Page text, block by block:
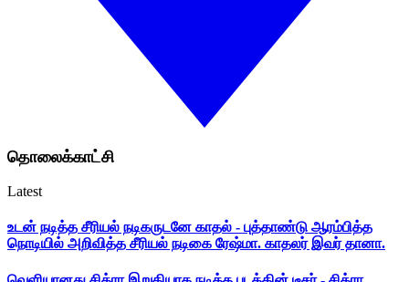
தொலைக்காட்சி
Latest
உடன் நடித்த சீரியல் நடிகருடனே காதல் - புத்தாண்டு ஆரம்பித்த
நொடியில் அறிவித்த சீரியல் நடிகை ரேஷ்மா. காதலர் இவர் தானா.